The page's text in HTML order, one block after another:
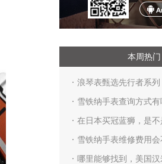
本周热门
浪琴表甄选先行者系列
约
雪铁纳手表查询方式有
戴？
在日本买冠蓝狮，是不
惠呢？
雪铁纳手表维修费用会
哪里能够找到，美国汉